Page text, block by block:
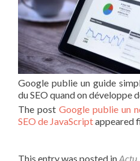
Google publie un guide
du SEO quand on développe
The post Google publie un
SEO de JavaScriptappeared
This entry was posted inActu